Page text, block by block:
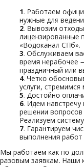
1. Работаем
нужные для
2. Вывозим
лицензированные
«Водоканал СПб».
3. Обслуживаем
время нерабочее
праздничный или
4. Четко
услуги,
5. Достойно
6. Идем навстречу
решении вопросов
Реализуем
7. Гарантируем
выполнения
Мы работаем как по
разовым заявкам. Наши